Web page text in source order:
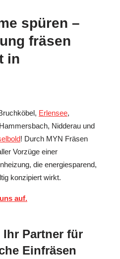
spüren –
fräsen
in
Erlensee,
Nidderau und
! Durch MYN Fräsen
Vorzüge einer
die energiesparend,
konzipiert wirkt.
auf.
Ihr Partner für
Einfräsen